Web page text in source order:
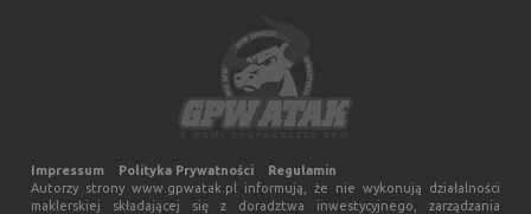
Impressum Polityka Prywatności
Regulamin
Autorzy strony www.gpwatak.pl informują, że nie wykonują działalności
maklerskiej składającej się z doradztwa inwestycyjnego, zarządzania